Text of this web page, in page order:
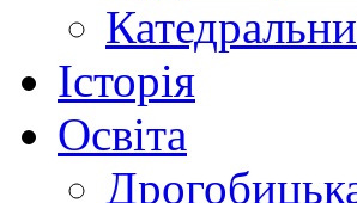
Історія
Освіта